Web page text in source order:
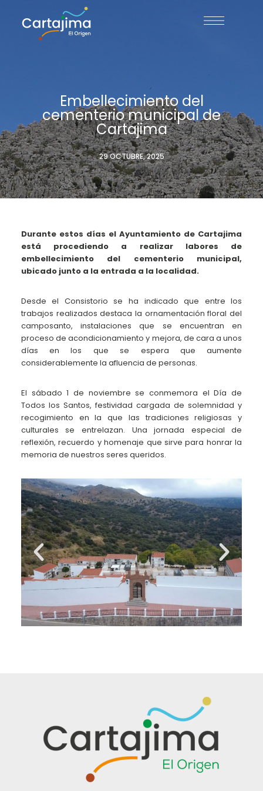
Embellecimiento del
cementerio municipal de
Cartajima
29 OCTUBRE, 2025
Durante estos días el Ayuntamiento de Cartajima
está procediendo a realizar labores de
embellecimiento del cementerio municipal,
ubicado junto a la entrada a la localidad.
Desde el Consistorio se ha indicado que entre los
trabajos realizados destaca la ornamentación floral del
camposanto, instalaciones que se encuentran en
proceso de acondicionamiento y mejora, de cara a unos
días en los que se espera que aumente
considerablemente la afluencia de personas.
El sábado 1 de noviembre se conmemora el Día de
Todos los Santos, festividad cargada de solemnidad y
recogimiento en la que las tradiciones religiosas y
culturales se entrelazan. Una jornada especial de
reflexión, recuerdo y homenaje que sirve para honrar la
memoria de nuestros seres queridos.